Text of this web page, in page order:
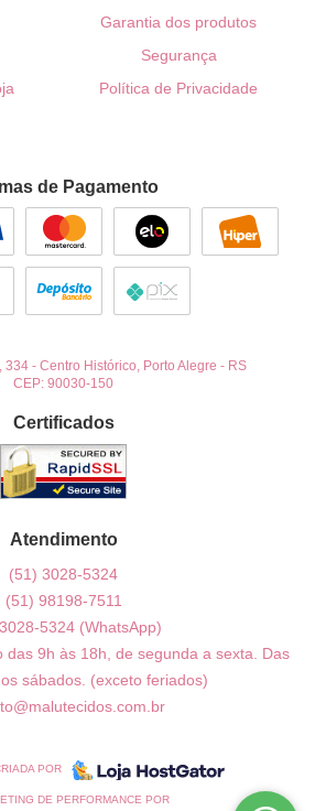
Garantia dos produtos
Segurança
Política de Privacidade
de Pagamento
334- Centro Histórico, Porto Alegre - RS
CEP: 90030-150
Certificados
Atendimento
(51) 3028-5324
(51) 98198-7511
3028-5324 (WhatsApp)
das 9h às 18h, de segunda a sexta. Das
sábados. (exceto feriados)
POR
DE PERFORMANCE POR